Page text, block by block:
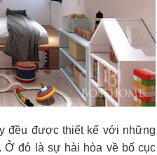
đều được thiết kế với những
Ở đó là sự hài hòa về bố cục